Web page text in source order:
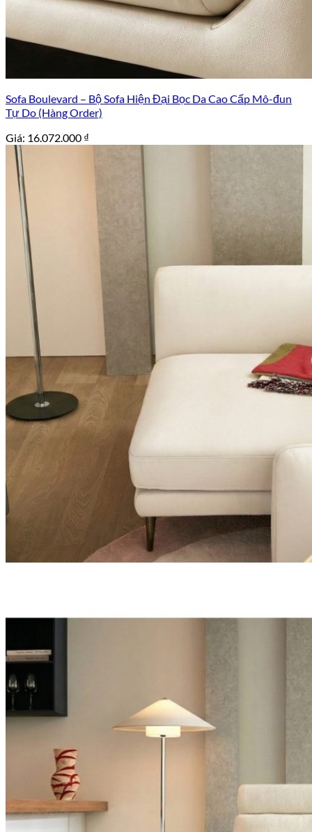
Sofa Boulevard – Bộ Sofa Hiện Đại Bọc Da Cao Cấp Mô-đun
Tự Do (Hàng Order)
Giá: 16.072.000 ₫